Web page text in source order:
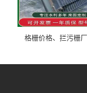
格栅价格、拦污栅厂